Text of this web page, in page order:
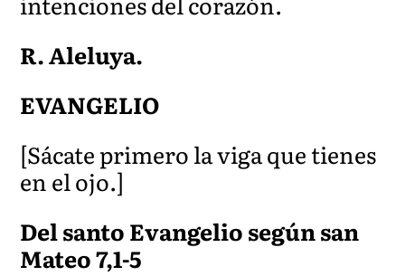
R. Aleluya.
EVANGELIO
[Sácate primero la viga que tienes
en el ojo.]
Del santo Evangelio según san
Mateo 7,1-5